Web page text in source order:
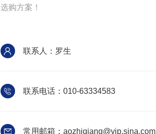
选购方案！
联系人：罗生
联系电话：010-63334583
常用邮箱：aozhiqiang@vip.sina.com